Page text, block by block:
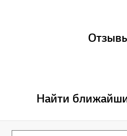
Найти